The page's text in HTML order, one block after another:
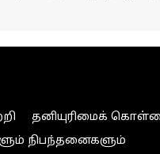
தனியுரிமைக்
நிபந்தனைகளும்